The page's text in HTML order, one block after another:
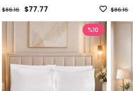
$77.77
$86.16 $86.16
%10